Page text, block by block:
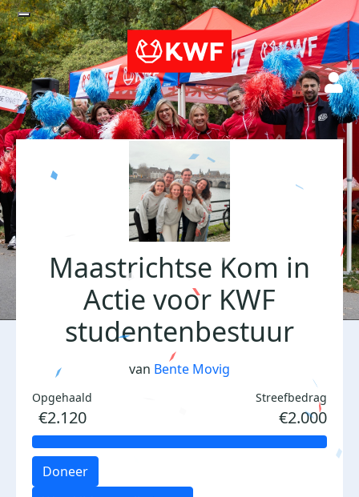
Maastrichtse Kom in
Actie voor KWF
studentenbestuur
van Bente Movig
Opgehaald
€2.120
Streefbedrag
€2.000
Doneer